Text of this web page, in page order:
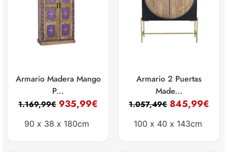
Armario Madera Mango
P...
1.169,99€ 935,99€
90 x 38 x 180cm
Armario 2 Puertas
Made...
1.057,49€ 845,99€
100 x 40 x 143cm